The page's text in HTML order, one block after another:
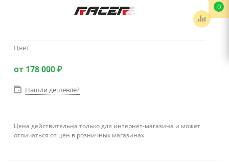
Цвет
от 178 000 ₽
Нашли дешевле?
Цена действительна только для интернет-магазина и может
отличаться от цен в розничных магазинах
0